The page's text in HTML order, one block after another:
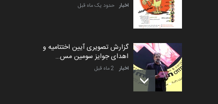
اخبار حدود یک ماه قبل
گزارش تصویری آیین اختتامیه و
اهدای جوایز سومین مس…
اخبار 2 ماه قبل